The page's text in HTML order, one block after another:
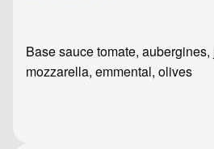
Base sauce tomate, aubergines,
mozzarella, emmental, olives